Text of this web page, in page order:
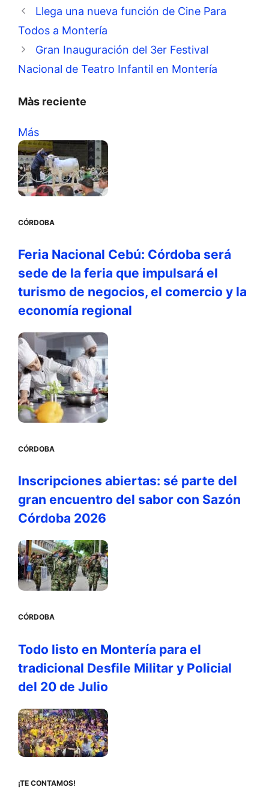
Llega una nueva función de Cine Para
Todos a Montería
Gran Inauguración del 3er Festival
Nacional de Teatro Infantil en Montería
Màs reciente
Más
CÓRDOBA
Feria Nacional Cebú: Córdoba será
sede de la feria que impulsará el
turismo de negocios, el comercio y la
economía regional
CÓRDOBA
Inscripciones abiertas: sé parte del
gran encuentro del sabor con Sazón
Córdoba 2026
CÓRDOBA
Todo listo en Montería para el
tradicional Desfile Militar y Policial
del 20 de Julio
¡TE CONTAMOS!